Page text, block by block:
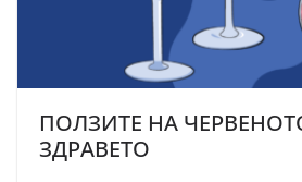
ПОЛЗИТЕ НА
ЗДРАВЕТО